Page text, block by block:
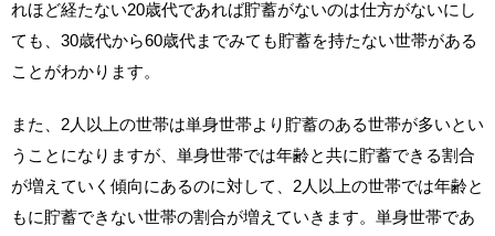
れほど経たない20歳代であれば貯蓄がないのは仕方がないにし
ても、30歳代から60歳代までみても貯蓄を持たない世帯がある
ことがわかります。
また、2人以上の世帯は単身世帯より貯蓄のある世帯が多いとい
うことになりますが、単身世帯では年齢と共に貯蓄できる割合
が増えていく傾向にあるのに対して、2人以上の世帯では年齢と
もに貯蓄できない世帯の割合が増えていきます。単身世帯であ